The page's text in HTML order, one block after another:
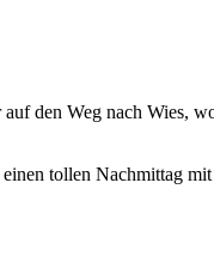
den Weg nach Wies,
tollen Nachmittag